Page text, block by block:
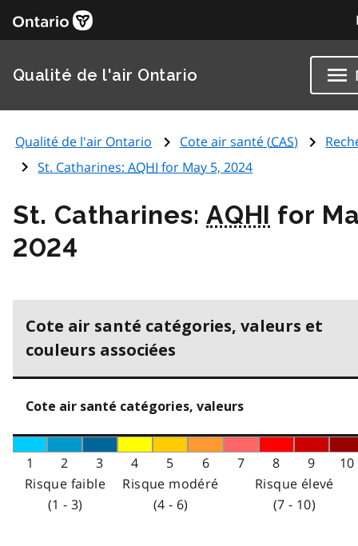
Qualité de l'air Ontario
Qualité de l'air Ontario Cote air santé (CAS)
St. Catharines:AQHI for May 5, 2024
St. Catharines:AQHI for
2024
Cote air santé catégories, valeurs et
couleurs associées
Cote air santé catégories, valeurs
1 2 3 4 5 6 7 8 9
10
Risque faible
(1 - 3)
Risque modéré
(4 - 6)
Risque élevé
(7 - 10)